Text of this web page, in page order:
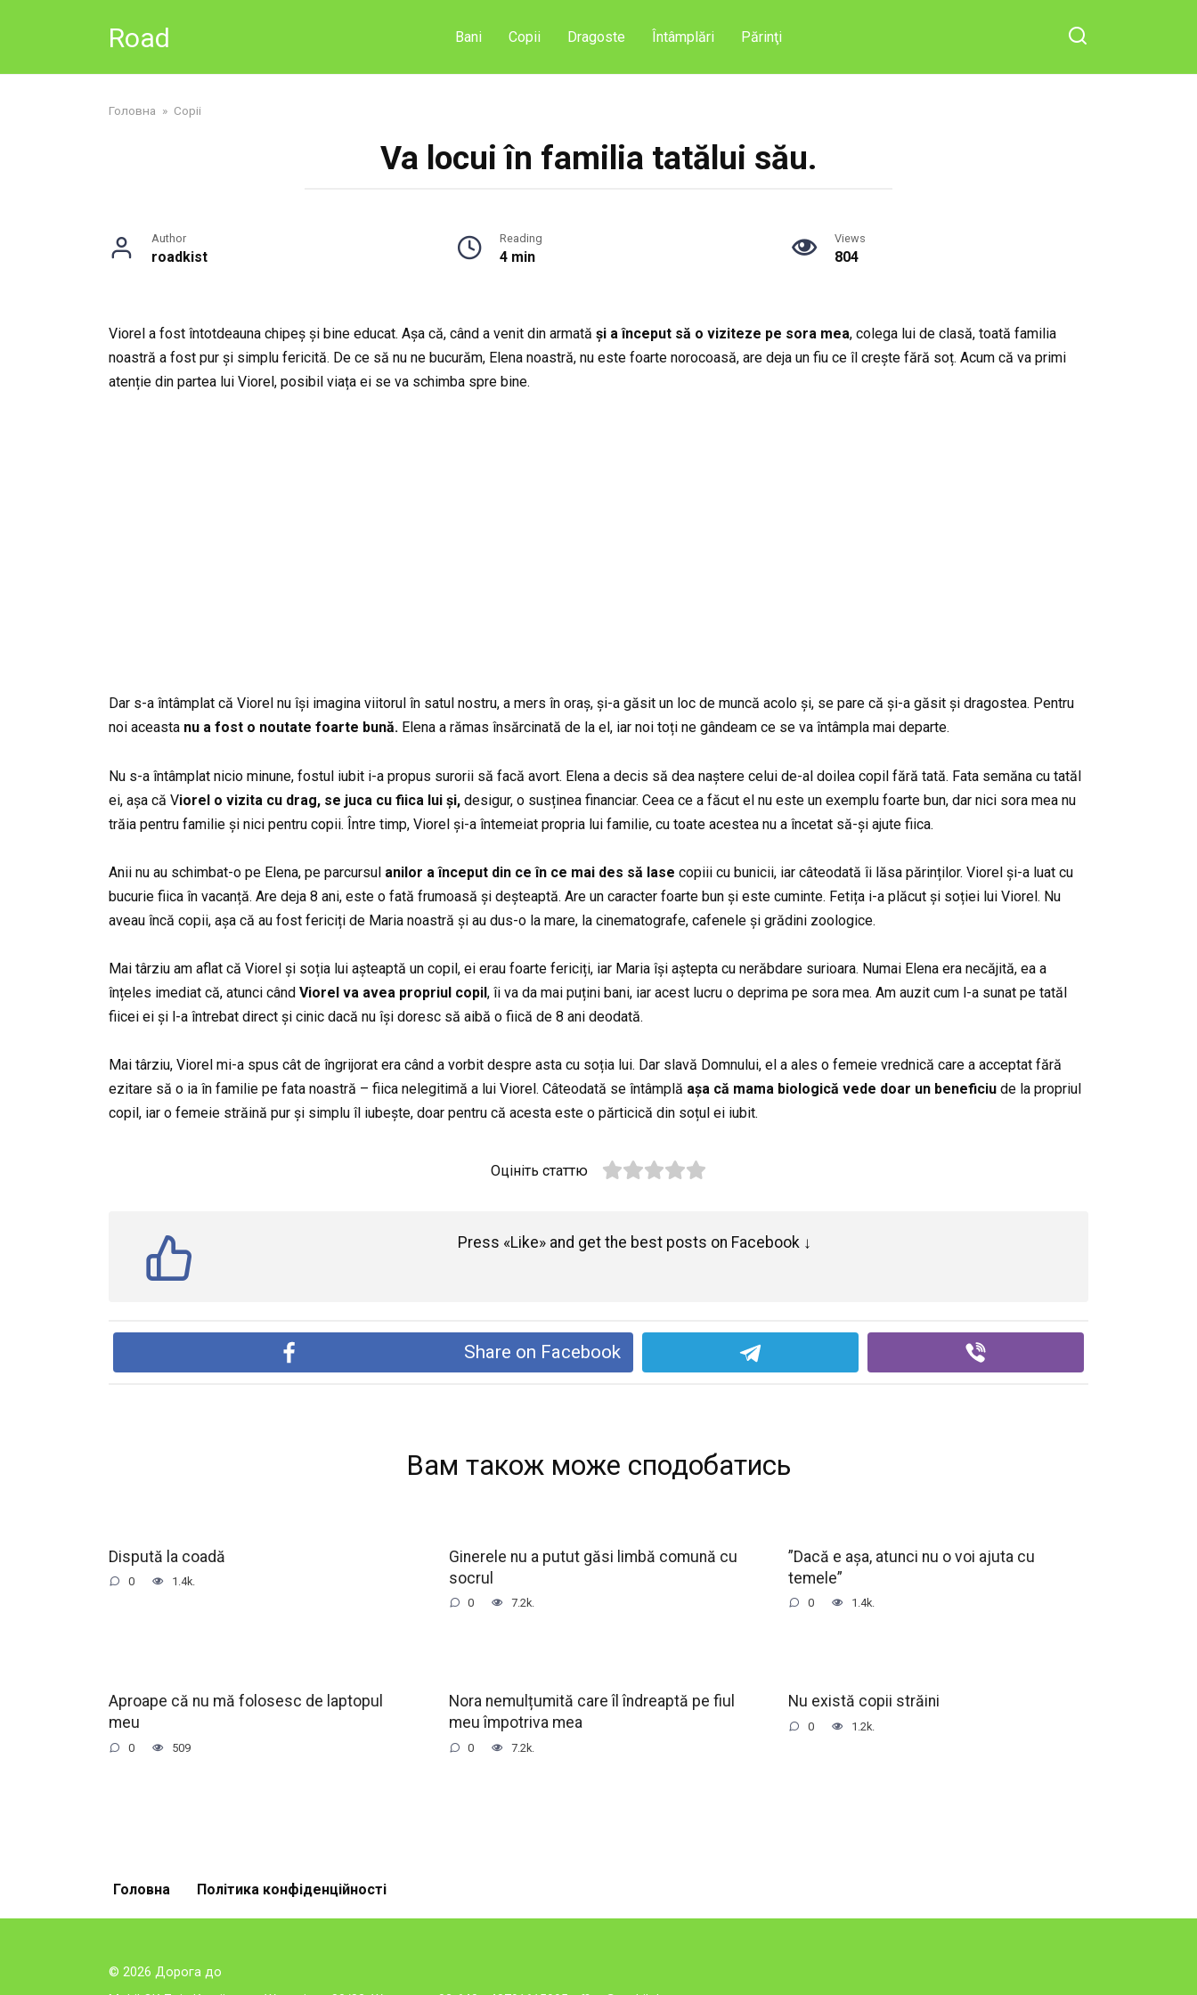
Road Bani Copii Dragoste Întâmplări Părinţi
Головна » Copii
Va locui în familia tatălui său.
Author
roadkist
Reading
4 min
Views
804
Viorel a fost întotdeauna chipeș și bine educat. Așa că, când a venit din armată și a început să o viziteze pe sora mea, colega lui de clasă, toată familia
noastră a fost pur și simplu fericită. De ce să nu ne bucurăm, Elena noastră, nu este foarte norocoasă, are deja un fiu ce îl crește fără soț. Acum că va primi
atenție din partea lui Viorel, posibil viața ei se va schimba spre bine.
Dar s-a întâmplat că Viorel nu își imagina viitorul în satul nostru, a mers în oraș, și-a găsit un loc de muncă acolo și, se pare că și-a găsit și dragostea. Pentru
noi aceasta nu a fost o noutate foarte bună. Elena a rămas însărcinată de la el, iar noi toți ne gândeam ce se va întâmpla mai departe.
Nu s-a întâmplat nicio minune, fostul iubit i-a propus surorii să facă avort. Elena a decis să dea naștere celui de-al doilea copil fără tată. Fata semăna cu tatăl
ei, așa că Viorel o vizita cu drag, se juca cu fiica lui și, desigur, o susținea financiar. Ceea ce a făcut el nu este un exemplu foarte bun, dar nici sora mea nu
trăia pentru familie și nici pentru copii. Între timp, Viorel și-a întemeiat propria lui familie, cu toate acestea nu a încetat să-și ajute fiica.
Anii nu au schimbat-o pe Elena, pe parcursul anilor a început din ce în ce mai des să lase copiii cu bunicii, iar câteodată îi lăsa părinților. Viorel și-a luat cu
bucurie fiica în vacanță. Are deja 8 ani, este o fată frumoasă și deșteaptă. Are un caracter foarte bun și este cuminte. Fetița i-a plăcut și soției lui Viorel. Nu
aveau încă copii, așa că au fost fericiți de Maria noastră și au dus-o la mare, la cinematografe, cafenele și grădini zoologice.
Mai târziu am aflat că Viorel și soția lui așteaptă un copil, ei erau foarte fericiți, iar Maria își aștepta cu nerăbdare surioara. Numai Elena era necăjită, ea a
înțeles imediat că, atunci când Viorel va avea propriul copil, îi va da mai puțini bani, iar acest lucru o deprima pe sora mea. Am auzit cum l-a sunat pe tatăl
fiicei ei și l-a întrebat direct și cinic dacă nu își doresc să aibă o fiică de 8 ani deodată.
Mai târziu, Viorel mi-a spus cât de îngrijorat era când a vorbit despre asta cu soția lui. Dar slavă Domnului, el a ales o femeie vrednică care a acceptat fără
ezitare să o ia în familie pe fata noastră – fiica nelegitimă a lui Viorel. Câteodată se întâmplă așa că mama biologică vede doar un beneficiu de la propriul
copil, iar o femeie străină pur și simplu îl iubește, doar pentru că acesta este o părticică din soțul ei iubit.
Оцініть статтю
Press «Like» and get the best posts on Facebook ↓
Share on Facebook
Вам також може сподобатись
Dispută la coadă
0 1.4k.
Ginerele nu a putut găsi limbă comună cu
socrul
0 7.2k.
”Dacă e așa, atunci nu o voi ajuta cu
temele”
0 1.4k.
Aproape că nu mă folosesc de laptopul
meu
0 509
Nora nemulțumită care îl îndreaptă pe fiul
meu împotriva mea
0 7.2k.
Nu există copii străini
0 1.2k.
Головна Політика конфіденційності
© 2026 Дорога до